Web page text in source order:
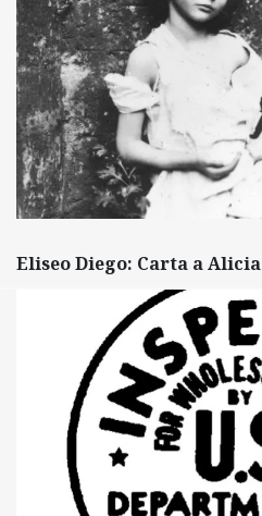
Eliseo Diego: Carta a Alicia